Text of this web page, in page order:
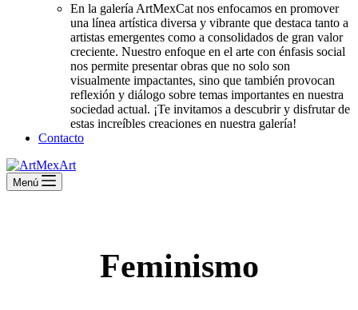
En la galería ArtMexCat nos enfocamos en promover
una línea artística diversa y vibrante que destaca tanto a
artistas emergentes como a consolidados de gran valor
creciente. Nuestro enfoque en el arte con énfasis social
nos permite presentar obras que no solo son
visualmente impactantes, sino que también provocan
reflexión y diálogo sobre temas importantes en nuestra
sociedad actual. ¡Te invitamos a descubrir y disfrutar de
estas increíbles creaciones en nuestra galería!
Contacto
Menú
Feminismo